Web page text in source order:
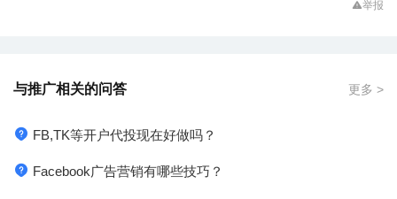
举报
与推广相关的问答 更多 >
FB,TK等开户代投现在好做吗？
Facebook广告营销有哪些技巧？